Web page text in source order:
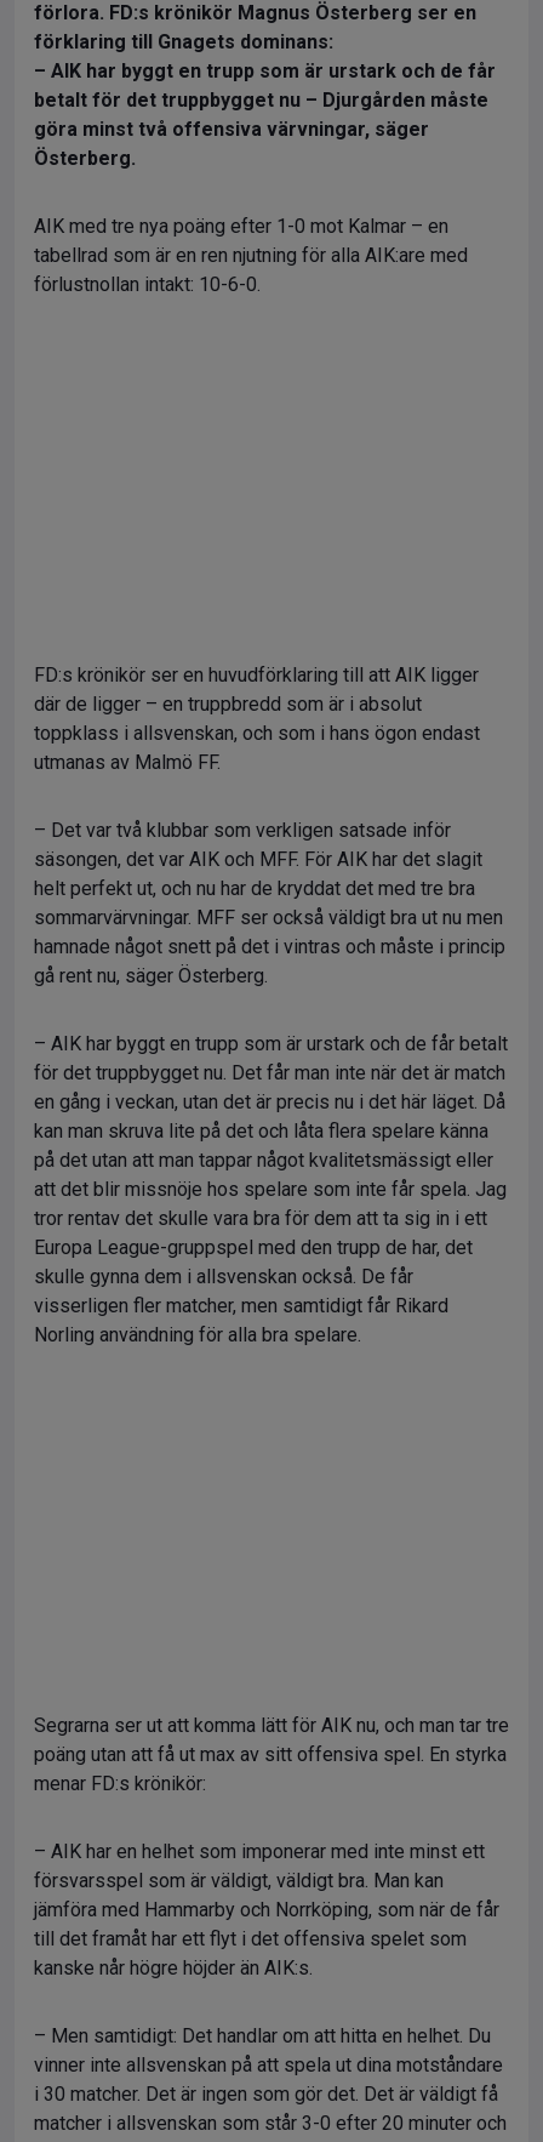
förlora. FD:s krönikör Magnus Österberg ser en
förklaring till Gnagets dominans:
– AIK har byggt en trupp som är urstark och de får
betalt för det truppbygget nu – Djurgården måste
göra minst två offensiva värvningar, säger
Österberg.
AIK med tre nya poäng efter 1-0 mot Kalmar – en
tabellrad som är en ren njutning för alla AIK:are med
förlustnollan intakt: 10-6-0.
FD:s krönikör ser en huvudförklaring till att AIK ligger
där de ligger – en truppbredd som är i absolut
toppklass i allsvenskan, och som i hans ögon endast
utmanas av Malmö FF.
– Det var två klubbar som verkligen satsade inför
säsongen, det var AIK och MFF. För AIK har det slagit
helt perfekt ut, och nu har de kryddat det med tre bra
sommarvärvningar. MFF ser också väldigt bra ut nu men
hamnade något snett på det i vintras och måste i princip
gå rent nu, säger Österberg.
– AIK har byggt en trupp som är urstark och de får betalt
för det truppbygget nu. Det får man inte när det är match
en gång i veckan, utan det är precis nu i det här läget. Då
kan man skruva lite på det och låta flera spelare känna
på det utan att man tappar något kvalitetsmässigt eller
att det blir missnöje hos spelare som inte får spela. Jag
tror rentav det skulle vara bra för dem att ta sig in i ett
Europa League-gruppspel med den trupp de har, det
skulle gynna dem i allsvenskan också. De får
visserligen fler matcher, men samtidigt får Rikard
Norling användning för alla bra spelare.
Segrarna ser ut att komma lätt för AIK nu, och man tar tre
poäng utan att få ut max av sitt offensiva spel. En styrka
menar FD:s krönikör:
– AIK har en helhet som imponerar med inte minst ett
försvarsspel som är väldigt, väldigt bra. Man kan
jämföra med Hammarby och Norrköping, som när de får
till det framåt har ett flyt i det offensiva spelet som
kanske når högre höjder än AIK:s.
– Men samtidigt: Det handlar om att hitta en helhet. Du
vinner inte allsvenskan på att spela ut dina motståndare
i 30 matcher. Det är ingen som gör det. Det är väldigt få
matcher i allsvenskan som står 3-0 efter 20 minuter och